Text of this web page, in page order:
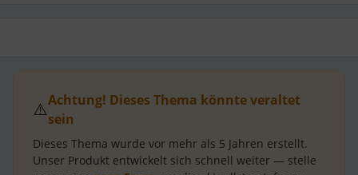
⚠️Achtung! Dieses Thema könnte veraltet
sein
Dieses Thema wurde vor mehr als 5 Jahren erstellt.
Unser Produkt entwickelt sich schnell weiter — stelle